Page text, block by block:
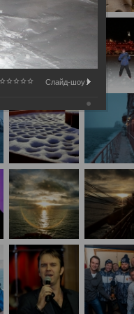
Слайд-шоу: